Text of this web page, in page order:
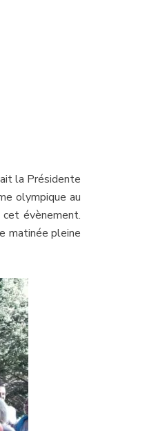
la Présidente
olympique au
évènement.
matinée pleine